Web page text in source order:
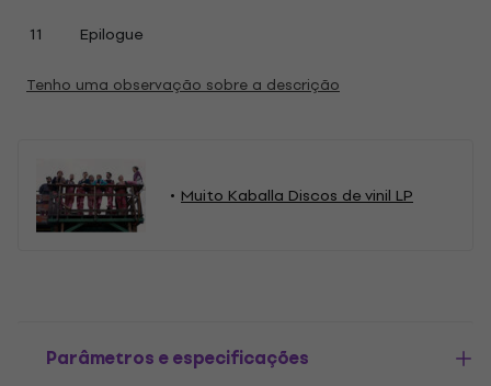
11
Epilogue
Tenho uma observação sobre a descrição
Muito Kaballa Discos de vinil LP
Parâmetros e especificações